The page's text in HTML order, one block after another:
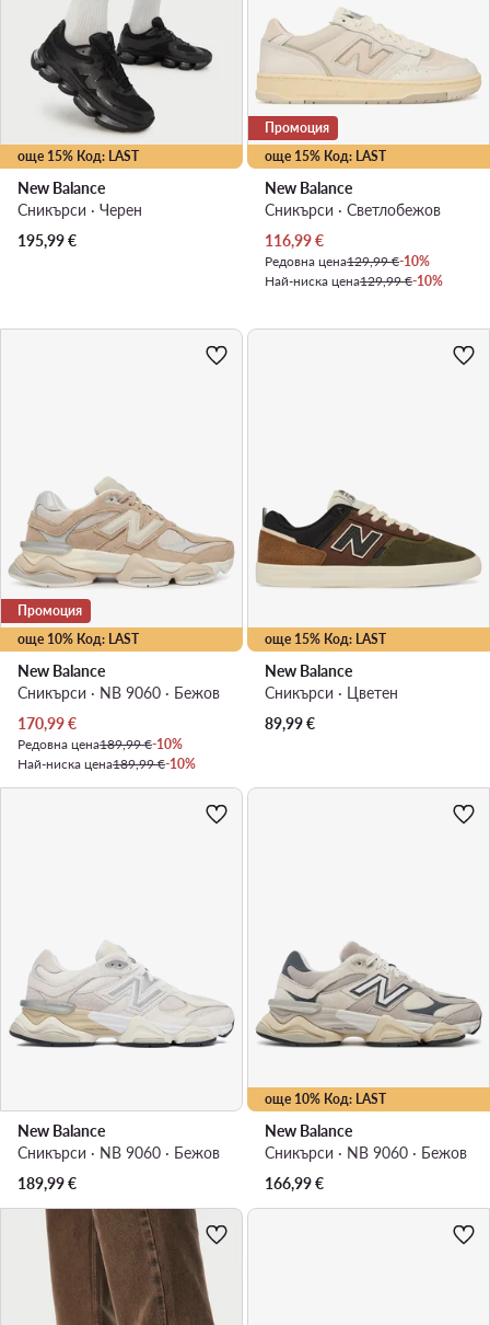
още 15% Код: LAST
New Balance
Сникърси · Черен
195,99€
още 15% Код: LAST
Промоция
New Balance
Сникърси · Светлобежов
Актуална цена
116,99€
Редовна цена129,99 €-10%
Най-ниска цена129,99 €-10%
още 10% Код: LAST
Промоция
New Balance
Сникърси · NB 9060 · Бежов
Актуална цена
170,99€
Редовна цена189,99 €-10%
Най-ниска цена189,99 €-10%
още 15% Код: LAST
New Balance
Сникърси · Цветен
89,99€
New Balance
Сникърси · NB 9060 · Бежов
189,99€
още 10% Код: LAST
New Balance
Сникърси · NB 9060 · Бежов
166,99€